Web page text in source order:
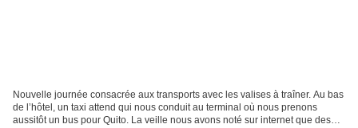
Nouvelle journée consacrée aux transports avec les valises à traîner. Au bas
de l’hôtel, un taxi attend qui nous conduit au terminal où nous prenons
aussitôt un bus pour Quito. La veille nous avons noté sur internet que des